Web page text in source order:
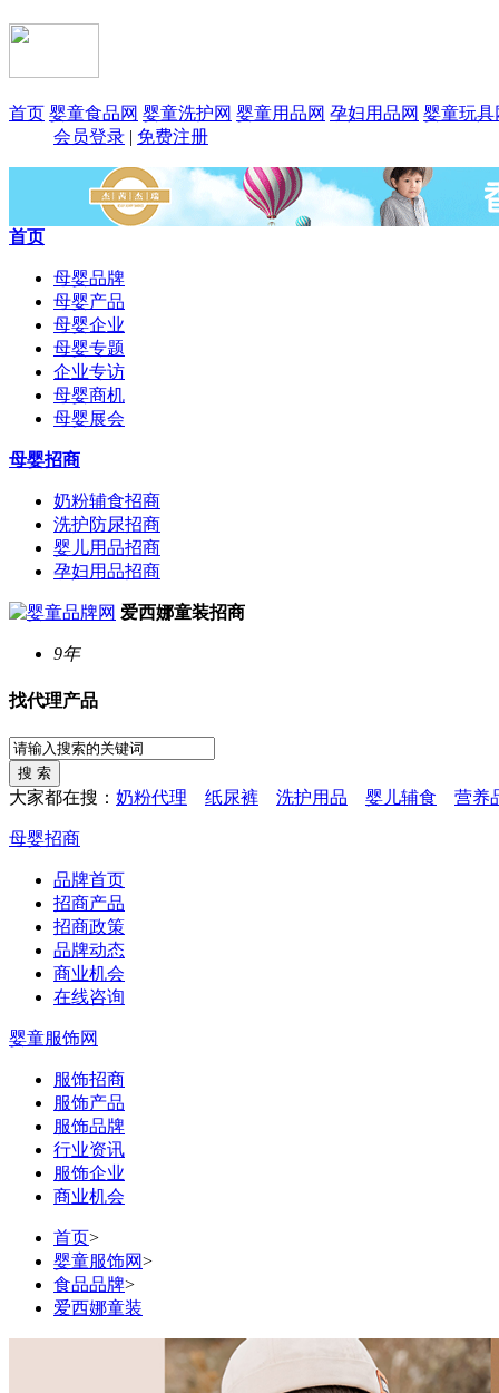
首页 婴童食品网 婴童洗护网 婴童用品网 孕妇用品网 婴童玩具
会员登录 | 免费注册
首页
母婴品牌
母婴产品
母婴企业
母婴专题
企业专访
母婴商机
母婴展会
母婴招商
奶粉辅食招商
洗护防尿招商
婴儿用品招商
孕妇用品招商
爱西娜童装招商
9年
找代理产品
大家都在搜： 奶粉代理 纸尿裤 洗护用品 婴儿辅食 营养
母婴招商
品牌首页
招商产品
招商政策
品牌动态
商业机会
在线咨询
婴童服饰网
服饰招商
服饰产品
服饰品牌
行业资讯
服饰企业
商业机会
首页>
婴童服饰网>
食品品牌>
爱西娜童装